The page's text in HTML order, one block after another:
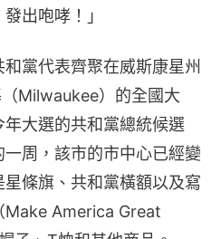
出咆哮！」
黨代表齊聚在威斯康星州
Milwaukee）的全國大
大選的共和黨總統候選
周，該市的市中心已經變
條旗、共和黨橫額以及寫
Make America Great